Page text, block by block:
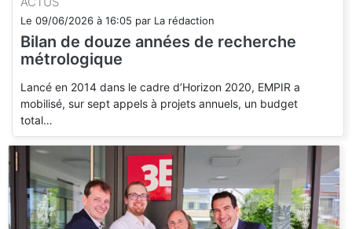
Le 09/06/2026 à 16:05 par La rédaction
Bilan de douze années de recherche
métrologique
Lancé en 2014 dans le cadre d’Horizon 2020, EMPIR a
mobilisé, sur sept appels à projets annuels, un budget
total…